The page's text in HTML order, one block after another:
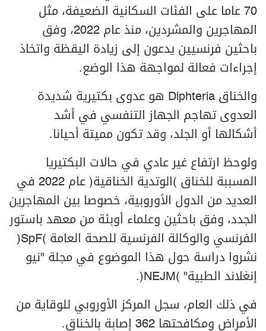
70 عاما على الفئات السكانية الضعيفة، مثل
المهاجرين والمشردين، منذ عام 2022، وفق
باحثين فرنسيين يدعون إلى زيادة اليقظة واتخاذ
إجراءات فعالة لمواجهة هذا الوضع.
والخناق Diphteria هو عدوى بكتيرية شديدة
العدوى تهاجم الجهاز التنفسي في أشد
أشكالها أو الجلد، وقد تكون مميتة أحيانا.
ولوحظ ارتفاع غير عادي في حالات البكتيريا
المسببة للخناق (الوتدية الخناقية) عام 2022 في
العديد من الدول الأوروبية، خصوصا بين المهاجرين
الجدد، وفق باحثين وعلماء أوبئة من معهد باستور
الفرنسي والوكالة الفرنسية للصحة العامة (SpF)
نشروا دراسة حول هذا الموضوع في مجلة "نيو
إنغلاند الطبية" (NEJM).
في ذلك العام، سجل المركز الأوروبي للوقاية من
الأمراض ومكافحتها 362 إصابة بالخناق.